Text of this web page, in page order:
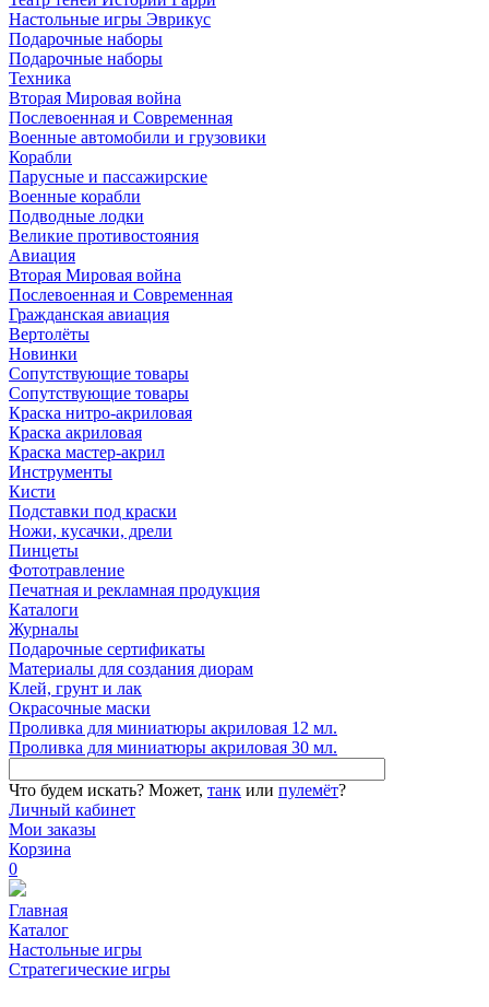
Настольные игры Эврикус
Подарочные наборы
Подарочные наборы
Техника
Вторая Мировая война
Послевоенная и Современная
Военные автомобили и грузовики
Корабли
Парусные и пассажирские
Военные корабли
Подводные лодки
Великие противостояния
Авиация
Вторая Мировая война
Послевоенная и Современная
Гражданская авиация
Вертолёты
Новинки
Сопутствующие товары
Сопутствующие товары
Краска нитро-акриловая
Краска акриловая
Краска мастер-акрил
Инструменты
Кисти
Подставки под краски
Ножи, кусачки, дрели
Пинцеты
Фототравление
Печатная и рекламная продукция
Каталоги
Журналы
Подарочные сертификаты
Материалы для создания диорам
Клей, грунт и лак
Окрасочные маски
Проливка для миниатюры акриловая 12 мл.
Проливка для миниатюры акриловая 30 мл.
Что будем искать? Может, танк или пулемёт?
Личный кабинет
Мои заказы
Корзина
0
Главная
Каталог
Настольные игры
Стратегические игры